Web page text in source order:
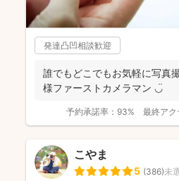
発達凸凹相談歓迎
誰でもどこでもお気軽に写真
様ファーストカメラマン ◡̈
予約承諾率： 93% 最終アク
こやま
5 (386)未